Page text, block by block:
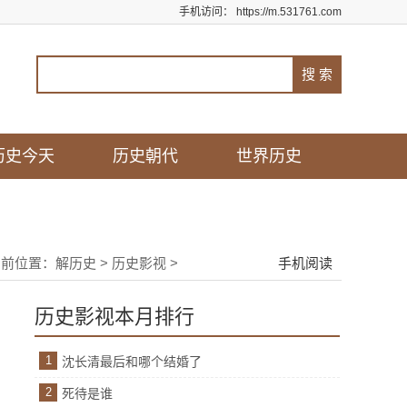
手机访问： https://m.531761.com
史今天 历史朝代 世界历史
位置： 解历史 > 历史影视 > 手机阅读
历史影视本月排行
1 沈长清最后和哪个结婚了
2 死待是谁